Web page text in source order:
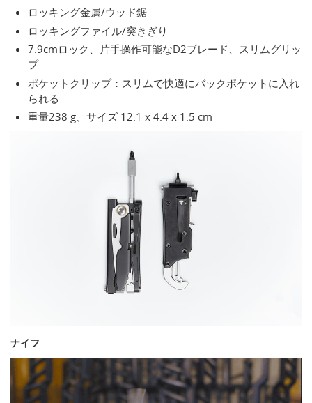
ロッキング金属/ウッド鋸
ロッキングファイル/突きぎり
7.9cmロック、片手操作可能なD2ブレード、スリムグリッ
プ
ポケットクリップ：スリムで快適にバックポケットに入れ
られる
重量238 g、サイズ 12.1 x 4.4 x 1.5 cm
ナイフ